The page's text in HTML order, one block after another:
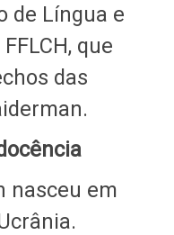
de Língua e
que
das
nasceu em